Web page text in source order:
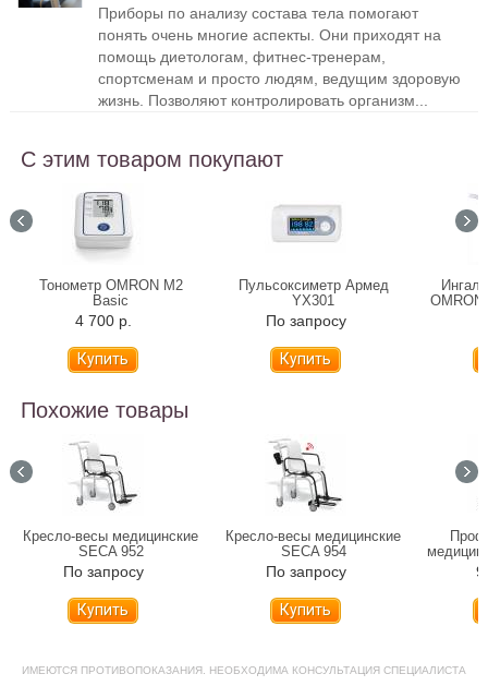
Приборы по анализу состава тела помогают
понять очень многие аспекты. Они приходят на
помощь диетологам, фитнес-тренерам,
спортсменам и просто людям, ведущим здоровую
жизнь. Позволяют контролировать организм...
С этим товаром покупают
Тонометр OMRON M2
Basic
4 700 р.
Пульсоксиметр Армед
YX301
По запросу
Похожие товары
Кресло-весы медицинские
SECA 952
По запросу
Купить
Кресло-весы медицинские
SECA 954
По запросу
Купить
ИМЕЮТСЯ ПРОТИВОПОКАЗАНИЯ. НЕОБХОДИМА КОНСУЛЬТАЦИЯ СПЕЦИАЛИСТА